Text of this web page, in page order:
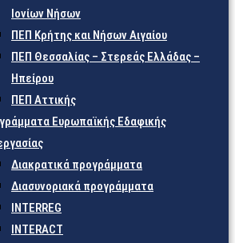
Ιονίων Νήσων
ΠΕΠ Κρήτης και Νήσων Αιγαίου
ΠΕΠ Θεσσαλίας – Στερεάς Ελλάδας –
Ηπείρου
ΠΕΠ Αττικής
Ευρωπαϊκής Εδαφικής
Διακρατικά προγράμματα
Διασυνοριακά προγράμματα
INTERREG
INTERACT